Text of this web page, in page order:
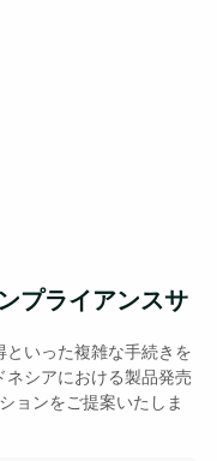
プライアンスサ
いった複雑な手続きを
シアにおける製品発売
ョンをご提案いたしま